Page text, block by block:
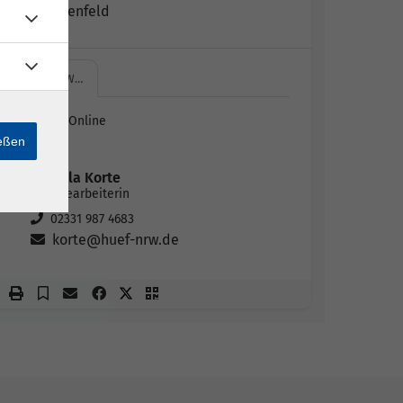
Britta Ebenfeld
HÜF-NRW…
HÜF-NRW Online
Zoom
Daniela Korte
Sachbearbeiterin
02331 987 4683
korte@huef-nrw.de